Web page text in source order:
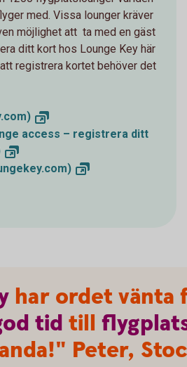
med. Vissa lounger kräver
möjlighet att ta med en gäst
ditt kort hos Lounge Key här
registrera kortet behöver det
access – registrera ditt
har ordet vänta
tid till
Peter,